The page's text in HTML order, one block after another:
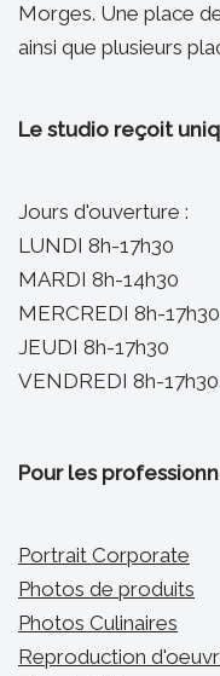
Morges. Une place
ainsi que plusieurs
Le studio reçoit
Jours d'ouverture :
LUNDI 8h-17h30
MARDI 8h-14h30
MERCREDI 8h-17h30
JEUDI 8h-17h30
VENDREDI 8h-17h30
Pour les
Portrait Corporate
Photos de produits
Photos Culinaires
Reproduction